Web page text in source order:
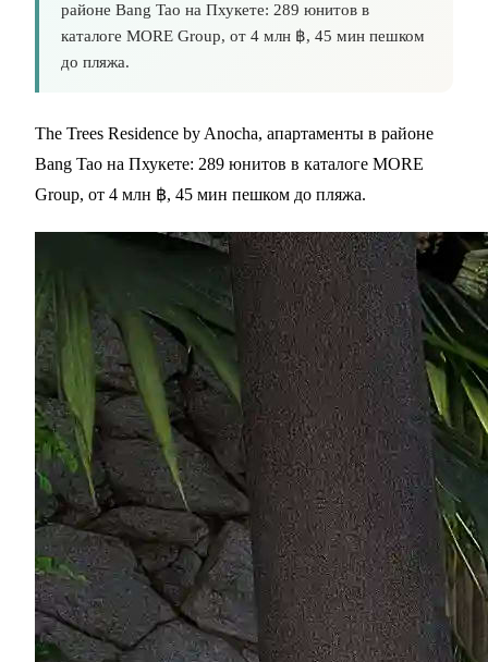
районе Bang Tao на Пхукете: 289 юнитов в
каталоге MORE Group, от 4 млн ฿, 45 мин пешком
до пляжа.
The Trees Residence by Anocha, апартаменты в районе
Bang Tao на Пхукете: 289 юнитов в каталоге MORE
Group, от 4 млн ฿, 45 мин пешком до пляжа.